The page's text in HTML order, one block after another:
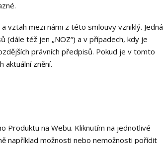
vztah mezi námi z této smlouvy vzniklý. Jedná
(dále též jen „NOZ“) a v případech, kdy je
právních předpisů. Pokud je v tomto
aktuální znění.
Produktu na Webu. Kliknutím na jednotlivé
například možnosti nebo nemožnosti pořídit